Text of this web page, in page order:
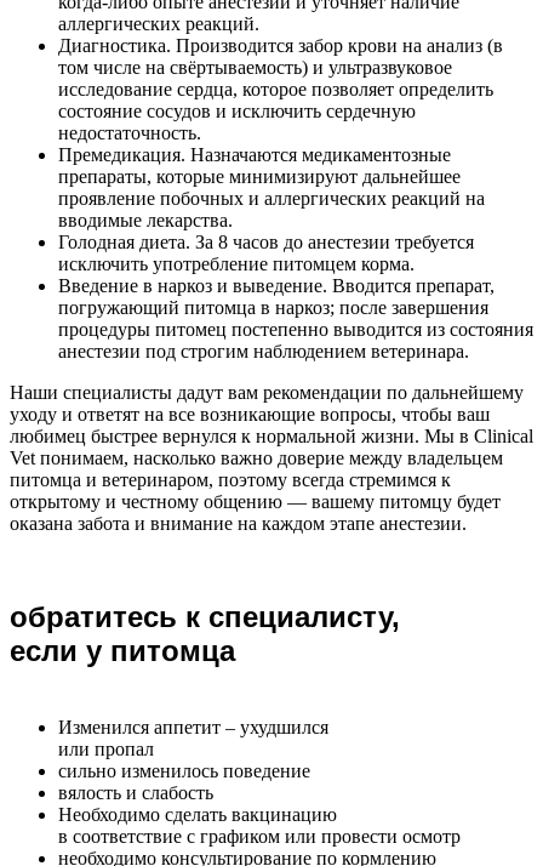
аллергических реакций.
Диагностика. Производится забор крови на анализ (в
том числе на свёртываемость) и ультразвуковое
исследование сердца, которое позволяет определить
состояние сосудов и исключить сердечную
недостаточность.
Премедикация. Назначаются медикаментозные
препараты, которые минимизируют дальнейшее
проявление побочных и аллергических реакций на
вводимые лекарства.
Голодная диета. За 8 часов до анестезии требуется
исключить употребление питомцем корма.
Введение в наркоз и выведение. Вводится препарат,
погружающий питомца в наркоз; после завершения
процедуры питомец постепенно выводится из состояния
анестезии под строгим наблюдением ветеринара.
Наши специалисты дадут вам рекомендации по дальнейшему
уходу и ответят на все возникающие вопросы, чтобы ваш
любимец быстрее вернулся к нормальной жизни. Мы в Clinical
Vet понимаем, насколько важно доверие между владельцем
питомца и ветеринаром, поэтому всегда стремимся к
открытому и честному общению — вашему питомцу будет
оказана забота и внимание на каждом этапе анестезии.
обратитесь к специалисту,
если у питомца
Изменился аппетит – ухудшился
или пропал
сильно изменилось поведение
вялость и слабость
Необходимо сделать вакцинацию
в соответствие с графиком или провести осмотр
необходимо консультирование по кормлению